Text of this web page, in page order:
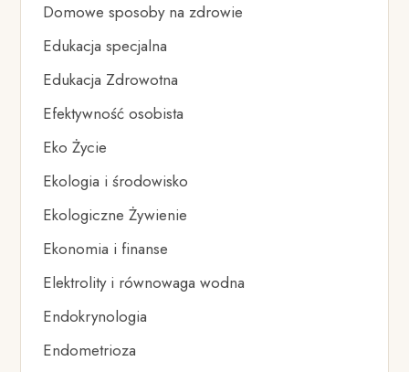
Domowe sposoby na zdrowie
Edukacja specjalna
Edukacja Zdrowotna
Efektywność osobista
Eko Życie
Ekologia i środowisko
Ekologiczne Żywienie
Ekonomia i finanse
Elektrolity i równowaga wodna
Endokrynologia
Endometrioza